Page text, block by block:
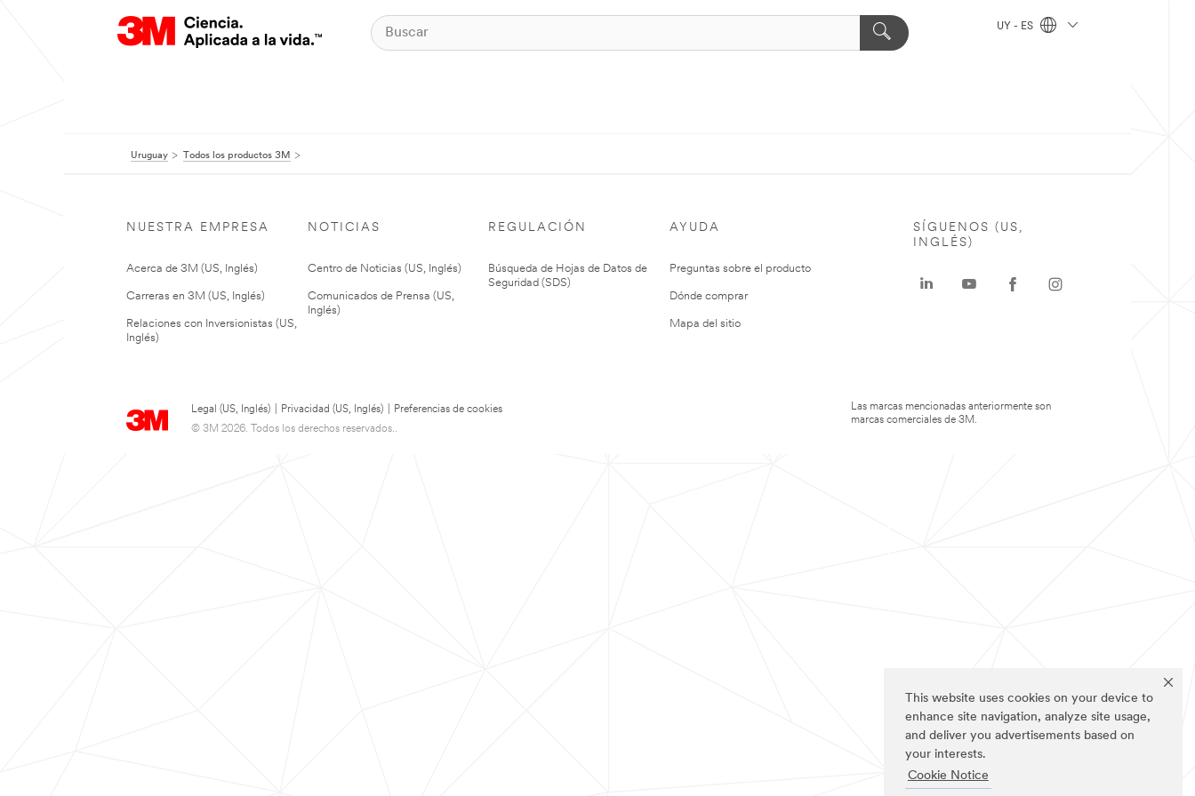
This website uses cookies on your device to
enhance site navigation, analyze site usage,
and deliver you advertisements based on
your interests.
Cookie Notice
UY - ES
Uruguay Todos los productos 3M
NUESTRA EMPRESA
Acerca de 3M (US, Inglés)
Carreras en 3M (US, Inglés)
Relaciones con Inversionistas (US,
Inglés)
NOTICIAS
Centro de Noticias (US, Inglés)
Comunicados de Prensa (US,
Inglés)
REGULACIÓN
Búsqueda de Hojas de Datos de
Seguridad (SDS)
AYUDA
Preguntas sobre el producto
Dónde comprar
Mapa del sitio
Legal (US, Inglés) Privacidad (US, Inglés)
Preferencias de cookies
© 3M 2026. Todos los derechos reservados..
SÍGUENOS (US,
INGLÉS)
Las marcas mencionadas anteriormente son
marcas comerciales de 3M.